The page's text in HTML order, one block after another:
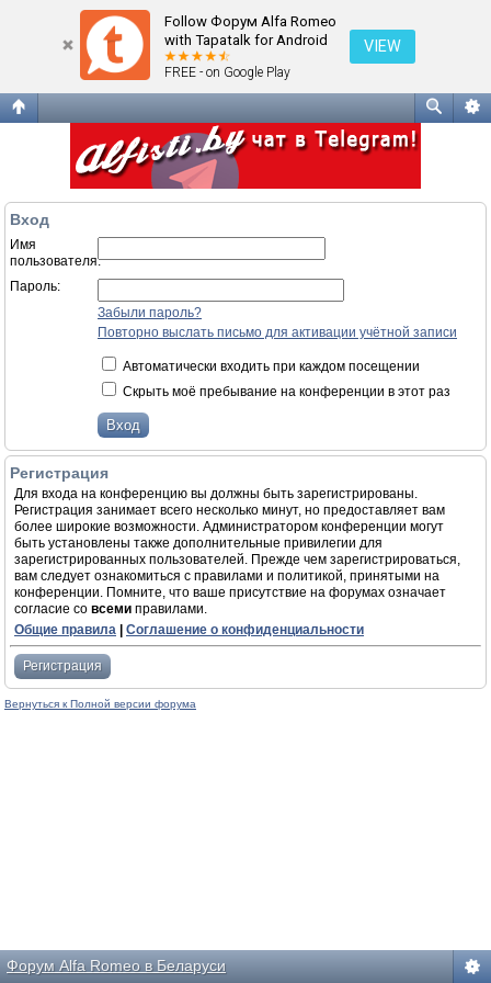
Follow Форум Alfa Romeo
with Tapatalk for Android
FREE - on Google Play
VIEW
Вход
Имя
пользователя:
Пароль:
Забыли пароль?
Повторно выслать письмо для активации учётной записи
Автоматически входить при каждом посещении
Скрыть моё пребывание на конференции в этот раз
Регистрация
Для входа на конференцию вы должны быть зарегистрированы.
Регистрация занимает всего несколько минут, но предоставляет вам
более широкие возможности. Администратором конференции могут
быть установлены также дополнительные привилегии для
зарегистрированных пользователей. Прежде чем зарегистрироваться,
вам следует ознакомиться с правилами и политикой, принятыми на
конференции. Помните, что ваше присутствие на форумах означает
согласие со всеми правилами.
Общие правила
Соглашение о конфиденциальности
Регистрация
Вернуться к Полной версии форума
Форум Alfa Romeo в Беларуси